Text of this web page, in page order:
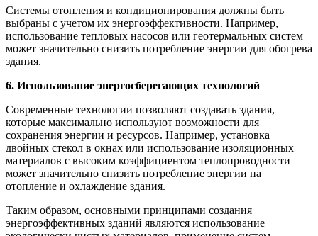
Системы отопления и кондиционирования должны быть
выбраны с учетом их энергоэффективности. Например,
использование тепловых насосов или геотермальных систем
может значительно снизить потребление энергии для обогрева
здания.
6. Использование энергосберегающих технологий
Современные технологии позволяют создавать здания,
которые максимально используют возможности для
сохранения энергии и ресурсов. Например, установка
двойных стекол в окнах или использование изоляционных
материалов с высоким коэффициентом теплопроводности
может значительно снизить потребление энергии на
отопление и охлаждение здания.
Таким образом, основными принципами создания
энергоэффективных зданий являются использование